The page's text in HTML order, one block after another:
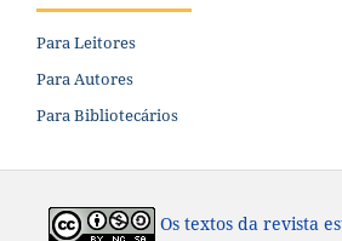
Para Leitores
Para Autores
Para Bibliotecários
Os textos da revista